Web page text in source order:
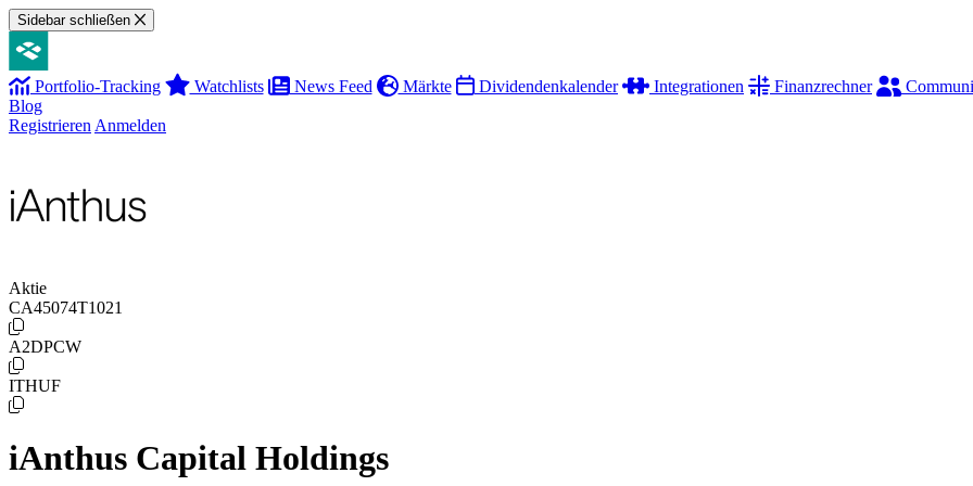
Sidebar schließen
Portfolio-Tracking Watchlists News Feed Märkte Dividendenkalender Integrationen Finanzrechner
Blog
Registrieren Anmelden
Aktie
CA45074T1021
A2DPCW
ITHUF
iAnthus Capital Holdings